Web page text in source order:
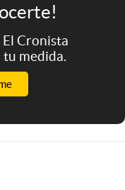
El Cronista
tu medida.